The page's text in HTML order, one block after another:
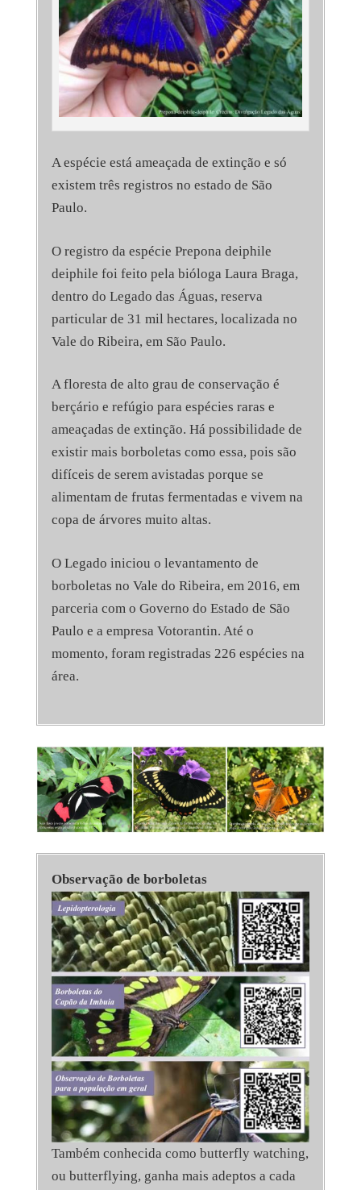
A espécie está ameaçada de extinção e só
existem três registros no estado de São
Paulo.
O registro da espécie Prepona deiphile
deiphile foi feito pela bióloga Laura Braga,
dentro do Legado das Águas, reserva
particular de 31 mil hectares, localizada no
Vale do Ribeira, em São Paulo.
A floresta de alto grau de conservação é
berçário e refúgio para espécies raras e
ameaçadas de extinção. Há possibilidade de
existir mais borboletas como essa, pois são
difíceis de serem avistadas porque se
alimentam de frutas fermentadas e vivem na
copa de árvores muito altas.
O Legado iniciou o levantamento de
borboletas no Vale do Ribeira, em 2016, em
parceria com o Governo do Estado de São
Paulo e a empresa Votorantin. Até o
momento, foram registradas 226 espécies na
área.
Observação de borboletas
Também conhecida como butterfly watching,
ou butterflying, ganha mais adeptos a cada